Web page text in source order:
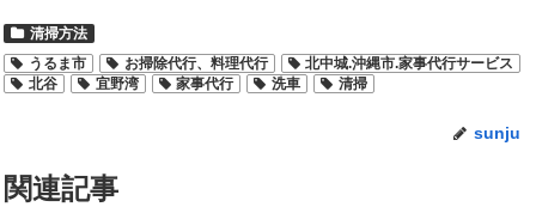
清掃方法
うるま市
お掃除代行、料理代行
北中城.沖縄市.家事代行サービス
北谷
宜野湾 家事代行 洗車 清掃
sunju
関連記事